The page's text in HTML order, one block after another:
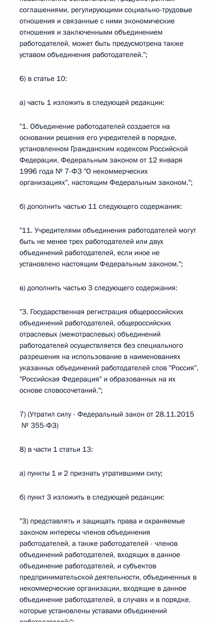
соглашениями, регулирующими социально-трудовые
отношения и связанные с ними экономические
отношения и заключенными объединением
работодателей, может быть предусмотрена также
уставом объединения работодателей.";
6) в статье 10:
а) часть 1 изложить в следующей редакции:
"1. Объединение работодателей создается на
основании решения его учредителей в порядке,
установленном Гражданским кодексом Российской
Федерации, Федеральным законом от 12 января
1996 года № 7-ФЗ "О некоммерческих
организациях", настоящим Федеральным законом.";
б) дополнить частью 11 следующего содержания:
"11. Учредителями объединения работодателей могут
быть не менее трех работодателей или двух
объединений работодателей, если иное не
установлено настоящим Федеральным законом.";
в) дополнить частью 3 следующего содержания:
"3. Государственная регистрация общероссийских
объединений работодателей, общероссийских
отраслевых (межотраслевых) объединений
работодателей осуществляется без специального
разрешения на использование в наименованиях
указанных объединений работодателей слов "Россия",
"Российская Федерация" и образованных на их
основе словосочетаний.";
7) (Утратил силу - Федеральный закон от 28.11.2015
№ 355-ФЗ)
8) в части 1 статьи 13:
а) пункты 1 и 2 признать утратившими силу;
б) пункт 3 изложить в следующей редакции:
"3) представлять и защищать права и охраняемые
законом интересы членов объединения
работодателей, а также работодателей - членов
объединений работодателей, входящих в данное
объединение работодателей, и субъектов
предпринимательской деятельности, объединенных в
некоммерческие организации, входящие в данное
объединение работодателей, в случаях и в порядке,
которые установлены уставами объединений